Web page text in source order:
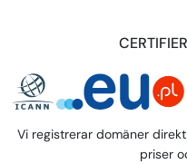
Vi registrerar domäner
priser